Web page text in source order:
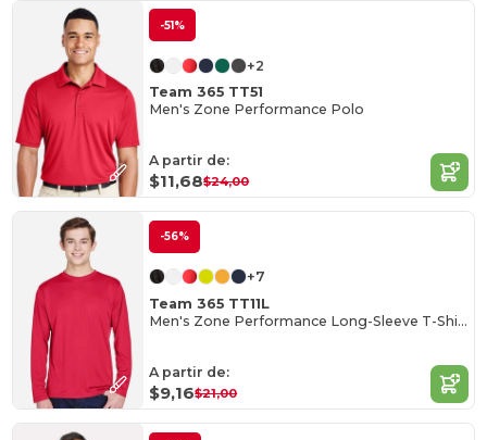
-51%
+2
Team 365 TT51
Men's Zone Performance Polo
A partir de:
$11,68$24,00
-56%
+7
Team 365 TT11L
Men's Zone Performance Long-Sleeve T-Shirt
A partir de:
$9,16$21,00